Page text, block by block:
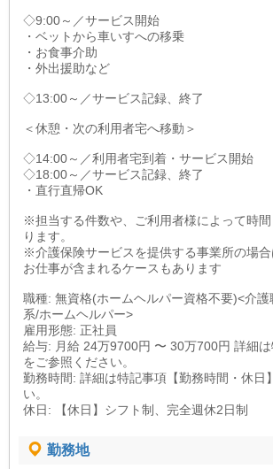
◇9:00～／サービス開始
・ベットから車いすへの移乗
・お食事介助
・外出援助など
◇13:00～／サービス記録、終了
＜休憩・次の利用者宅へ移動＞
◇14:00～／利用者宅到着・サービス開始
◇18:00～／サービス記録、終了
・直行直帰OK
※担当する件数や、ご利用者様によって時
ります。
※介護保険サービスを提供する事業所の場
お仕事が含まれるケースもあります
職種: 無資格(ホームヘルパー資格不要)<介
系/ホームヘルパー>
雇用形態: 正社員
給与: 月給 24万9700円 〜 30万700円 詳細は
をご参照ください。
勤務時間: 詳細は特記事項【勤務時間・休日
い。
休日: 【休日】シフト制、完全週休2日制
勤務地